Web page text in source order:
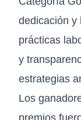
dedicación y
prácticas
y
estrategias
Los
premios